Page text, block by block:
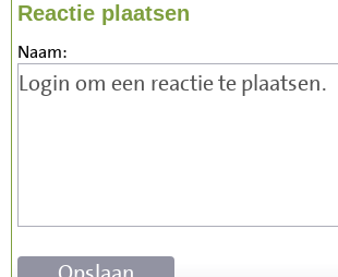
Reactie plaatsen
Naam: